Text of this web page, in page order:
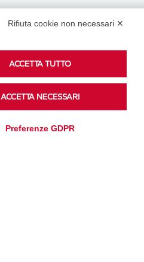
Podcast
Rifiuta cookie non necessari ✕
ACCETTA TUTTO
ACCETTA NECESSARI
Preferenze GDPR